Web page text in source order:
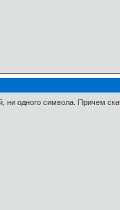
одного символа. Причем